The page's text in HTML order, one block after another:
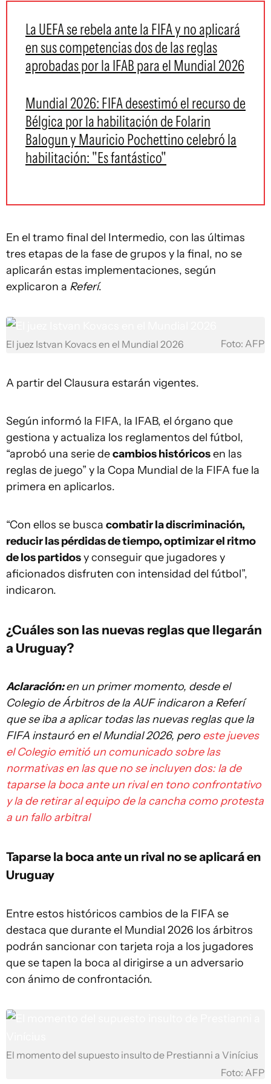
La UEFA se rebela ante la FIFA y no aplicará
en sus competencias dos de las reglas
aprobadas por la IFAB para el Mundial 2026
Mundial 2026: FIFA desestimó el recurso de
Bélgica por la habilitación de Folarin
Balogun y Mauricio Pochettino celebró la
habilitación: "Es fantástico"
En el tramo final del Intermedio, con las últimas
tres etapas de la fase de grupos y la final, no se
aplicarán estas implementaciones, según
explicaron a Referí.
El juez Istvan Kovacs en el Mundial 2026 Foto: AFP
A partir del Clausura estarán vigentes.
Según informó la FIFA, la IFAB, el órgano que
gestiona y actualiza los reglamentos del fútbol,
“aprobó una serie decambios históricosen las
reglas de juego” y la Copa Mundial de la FIFA fue la
primera en aplicarlos.
“Con ellos se busca combatir la discriminación,
reducir las pérdidas de tiempo, optimizar el ritmo
de los partidosy conseguir que jugadores y
aficionados disfruten con intensidad del fútbol”,
indicaron.
¿Cuáles son las nuevas reglas que llegarán
a Uruguay?
Aclaración:en un primer momento, desde el
Colegio de Árbitros de la AUF indicaron a Referí
que se iba a aplicar todas las nuevas reglas que la
FIFA instauró en el Mundial 2026, pero este jueves
el Colegio emitió un comunicado sobre las
normativas en las que no se incluyen dos: la de
taparse la boca ante un rival en tono confrontativo
y la de retirar al equipo de la cancha como protesta
a un fallo arbitral
Taparse la boca ante un rival no se aplicará en
Uruguay
Entre estos históricos cambios de la FIFA se
destaca que durante el Mundial 2026 los árbitros
podrán sancionar con tarjeta roja a los jugadores
que se tapen la boca al dirigirse a un adversario
con ánimo de confrontación.
El momento del supuesto insulto de Prestianni a Vinícius
Foto: AFP